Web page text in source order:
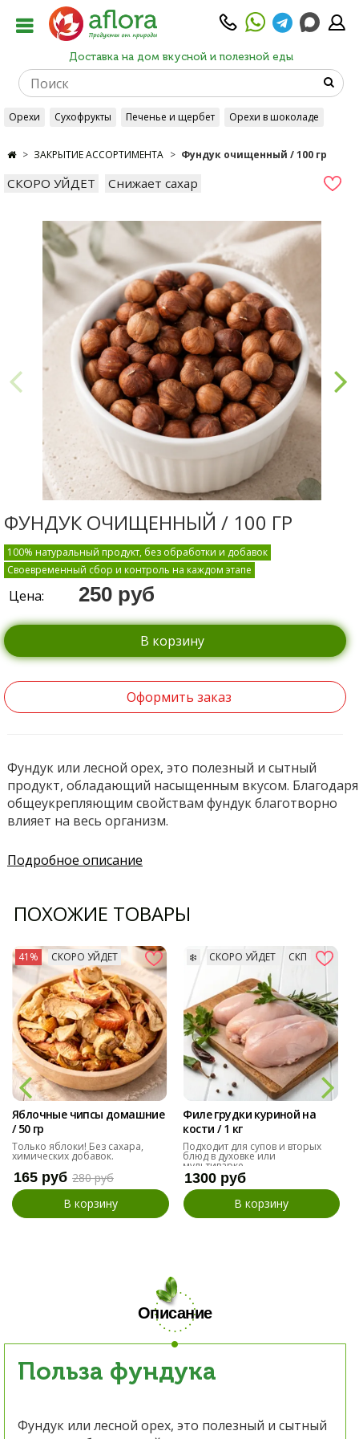
Доставка на дом вкусной и полезной еды
Орехи Сухофрукты Печенье и щербет Орехи в шоколаде
ЗАКРЫТИЕ АССОРТИМЕНТА Фундук очищенный / 100 гр
СКОРО УЙДЕТ Снижает сахар
ФУНДУК ОЧИЩЕННЫЙ / 100 ГР
100% натуральный продукт, без обработки и добавок
Своевременный сбор и контроль на каждом этапе
Цена: 250 руб
В корзину
Оформить заказ
Фундук или лесной орех, это полезный и сытный
продукт, обладающий насыщенным вкусом. Благодаря
общеукрепляющим свойствам фундук благотворно
влияет на весь организм.
Подробное описание
ПОХОЖИЕ ТОВАРЫ
41% СКОРО УЙДЕТ
Яблочные чипсы домашние
/ 50 гр
Только яблоки! Без сахара,
химических добавок.
165 руб 280 руб
В корзину
❄️ СКОРО УЙДЕТ СКП
Филе грудки куриной на
кости / 1 кг
Подходит для супов и вторых
блюд в духовке или
мультиварке
1300 руб
В корзину
Описание
Польза фундука
Фундук или лесной орех, это полезный и сытный